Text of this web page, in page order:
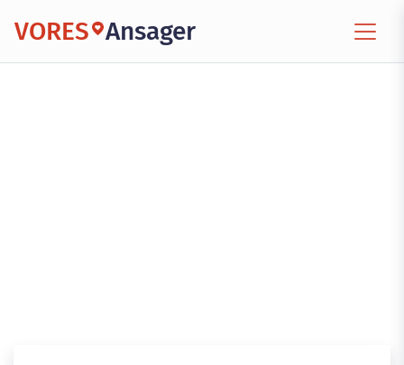
VORES Ansager